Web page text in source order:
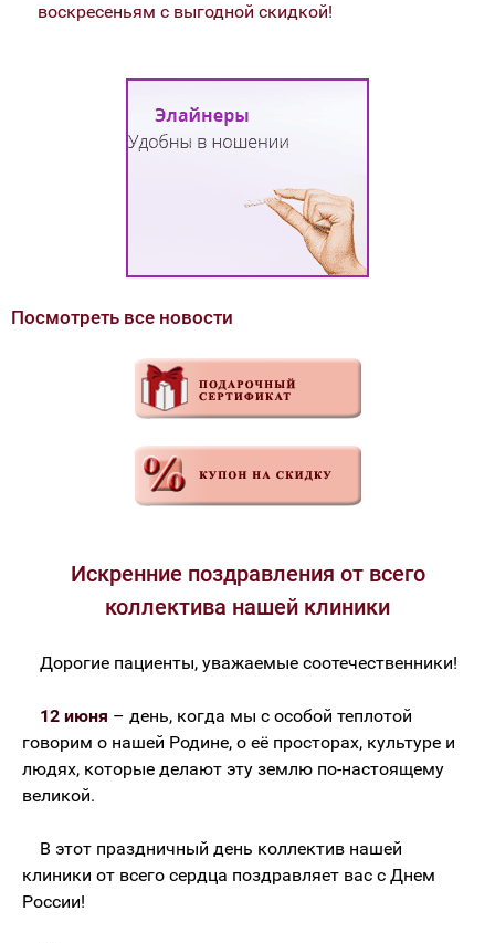
воскресеньям с выгодной скидкой!
Посмотреть все новости
Искренние поздравления от всего
коллектива нашей клиники
Дорогие пациенты, уважаемые соотечественники!
12 июня – день, когда мы с особой теплотой
говорим о нашей Родине, о её просторах, культуре и
людях, которые делают эту землю по-настоящему
великой.
В этот праздничный день коллектив нашей
клиники от всего сердца поздравляет вас с Днем
России!